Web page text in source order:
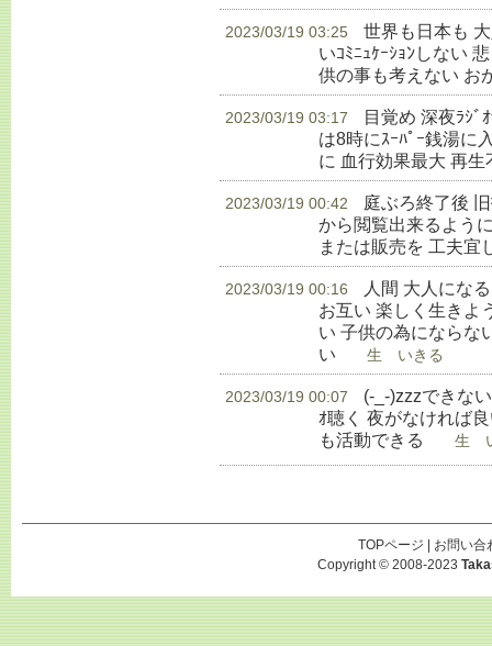
2023/03/19 03:25
世界も日本も
いｺﾐﾆｭｹｰｼｮﾝしない
供の事も考えない お
2023/03/19 03:17
目覚め 深夜ﾗｼﾞ
は8時にｽｰﾊﾟｰ銭湯に
に 血行効果最大 再
2023/03/19 00:42
庭ぶろ終了後
から閲覧出来るよう
または販売を 工夫宜
2023/03/19 00:16
人間 大人にな
お互い 楽しく生きよ
い 子供の為にならな
い 生 いきる
2023/03/19 00:07
(-_-)zzzできな
ｵ聴く 夜がなければ
も活動できる
生 い
TOPページ
お問い合
Copyright © 2008-2023